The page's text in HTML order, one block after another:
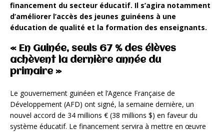
financement du secteur éducatif. Il s’agira notamment
d’améliorer l’accès des jeunes guinéens à une
éducation de qualité et la formation des enseignants.
« En Guinée, seuls 67 % des élèves
achèvent la dernière année du
primaire »
Le gouvernement guinéen et l’Agence Française de
Développement (AFD) ont signé, la semaine dernière, un
nouvel accord de 34 millions € (38 millions $) en faveur du
système éducatif. Le financement servira à mettre en œuvre